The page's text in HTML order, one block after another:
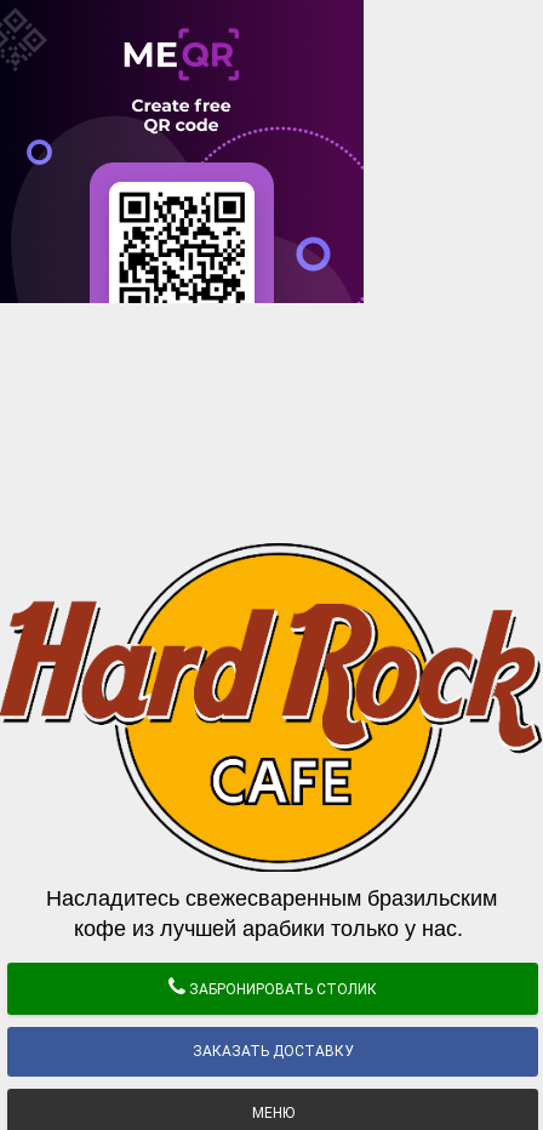
Насладитесь свежесваренным бразильским
кофе из лучшей арабики только у нас.
ЗАБРОНИРОВАТЬ СТОЛИК
ЗАКАЗАТЬ ДОСТАВКУ
МЕНЮ